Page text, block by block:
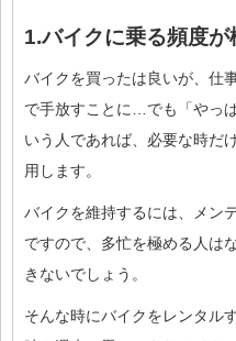
1.バイクに乗る頻度が
バイクを買ったは良いが、仕
で手放すことに…でも「やっ
いう人であれば、必要な時だ
用します。
バイクを維持するには、メン
ですので、多忙を極める人は
きないでしょう。
そんな時にバイクをレンタル